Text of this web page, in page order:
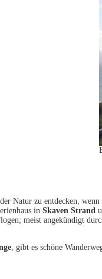
Natur zu entdecken,
in Skaven Strand
meist angekündigt
, gibt es schöne